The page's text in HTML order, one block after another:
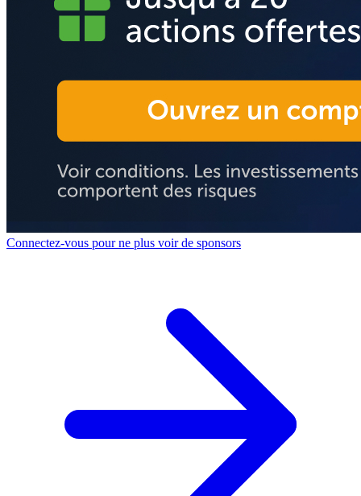
Connectez-vous pour ne plus voir de sponsors